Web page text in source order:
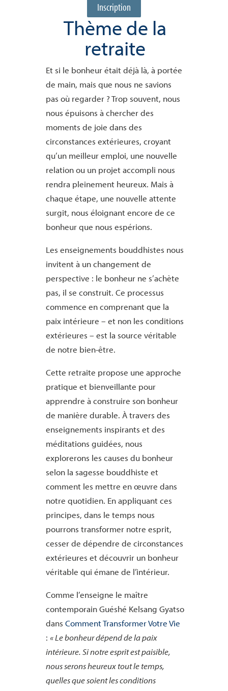
Inscription
Thème de la
retraite
Et si le bonheur était déjà là, à portée
de main, mais que nous ne savions
pas où regarder ? Trop souvent, nous
nous épuisons à chercher des
moments de joie dans des
circonstances extérieures, croyant
qu’un meilleur emploi, une nouvelle
relation ou un projet accompli nous
rendra pleinement heureux. Mais à
chaque étape, une nouvelle attente
surgit, nous éloignant encore de ce
bonheur que nous espérions.
Les enseignements bouddhistes nous
invitent à un changement de
perspective : le bonheur ne s’achète
pas, il se construit. Ce processus
commence en comprenant que la
paix intérieure – et non les conditions
extérieures – est la source véritable
de notre bien-être.
Cette retraite propose une approche
pratique et bienveillante pour
apprendre à construire son bonheur
de manière durable. À travers des
enseignements inspirants et des
méditations guidées, nous
explorerons les causes du bonheur
selon la sagesse bouddhiste et
comment les mettre en œuvre dans
notre quotidien. En appliquant ces
principes, dans le temps nous
pourrons transformer notre esprit,
cesser de dépendre de circonstances
extérieures et découvrir un bonheur
véritable qui émane de l’intérieur.
Comme l’enseigne le maître
contemporain Guéshé Kelsang Gyatso
dans Comment Transformer Votre Vie
: « Le bonheur dépend de la paix
intérieure. Si notre esprit est paisible,
nous serons heureux tout letemps,
quelles que soient les conditions